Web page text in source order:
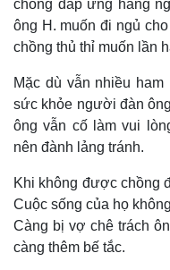
chồng đáp ứng hằng
ông H. muốn đi ngủ
chồng thủ thỉ muốn lần
Mặc dù vẫn nhiều
sức khỏe người đàn
ông vẫn cố làm vui
nên đành lảng tránh.
Khi không được chồng
Cuộc sống của họ
Càng bị vợ chê trách
càng thêm bế tắc.